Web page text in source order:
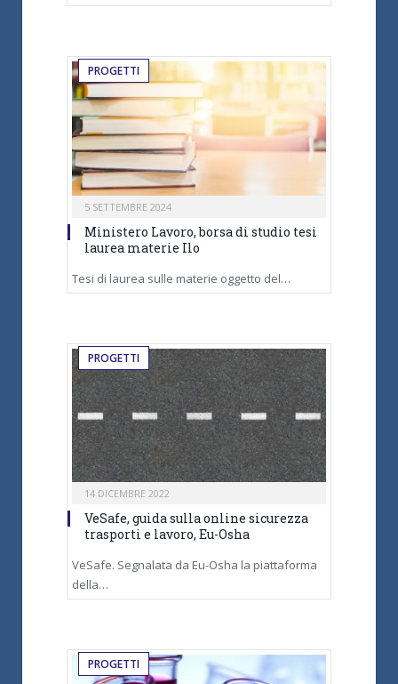
PROGETTI
5 SETTEMBRE 2024
Ministero Lavoro, borsa di studio tesi
laurea materie Ilo
Tesi di laurea sulle materie oggetto del…
PROGETTI
14 DICEMBRE 2022
VeSafe, guida sulla online sicurezza
trasporti e lavoro, Eu-Osha
VeSafe. Segnalata da Eu-Osha la piattaforma
della…
PROGETTI